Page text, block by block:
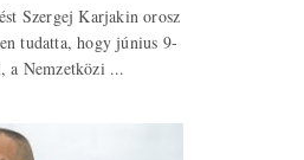
Szergej Karjakin orosz
tudatta, hogy június 9-
a Nemzetközi ...